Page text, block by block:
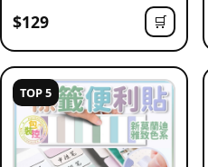
$129 🛒
TOP 5